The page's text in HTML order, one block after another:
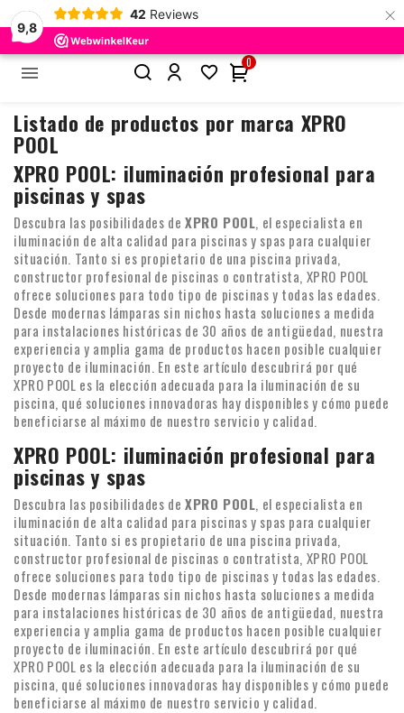
9,8
42 Reviews ×
 
0
Marcas XPRO POOL
Listado de productos por marca XPRO
POOL
XPRO POOL: iluminación profesional para
piscinas y spas
Descubra las posibilidades de XPRO POOL, el especialista en
iluminación de alta calidad para piscinas y spas para cualquier
situación. Tanto si es propietario de una piscina privada,
constructor profesional de piscinas o contratista, XPRO POOL
ofrece soluciones para todo tipo de piscinas y todas las edades.
Desde modernas lámparas sin nichos hasta soluciones a medida
para instalaciones históricas de 30 años de antigüedad, nuestra
experiencia y amplia gama de productos hacen posible cualquier
proyecto de iluminación. En este artículo descubrirá por qué
XPRO POOL es la elección adecuada para la iluminación de su
piscina, qué soluciones innovadoras hay disponibles y cómo puede
beneficiarse al máximo de nuestro servicio y calidad.
XPRO POOL: iluminación profesional para
piscinas y spas
Descubra las posibilidades de XPRO POOL, el especialista en
iluminación de alta calidad para piscinas y spas para cualquier
situación. Tanto si es propietario de una piscina privada,
constructor profesional de piscinas o contratista, XPRO POOL
ofrece soluciones para todo tipo de piscinas y todas las edades.
Desde modernas lámparas sin nichos hasta soluciones a medida
para instalaciones históricas de 30 años de antigüedad, nuestra
experiencia y amplia gama de productos hacen posible cualquier
proyecto de iluminación. En este artículo descubrirá por qué
XPRO POOL es la elección adecuada para la iluminación de su
piscina, qué soluciones innovadoras hay disponibles y cómo puede
beneficiarse al máximo de nuestro servicio y calidad.